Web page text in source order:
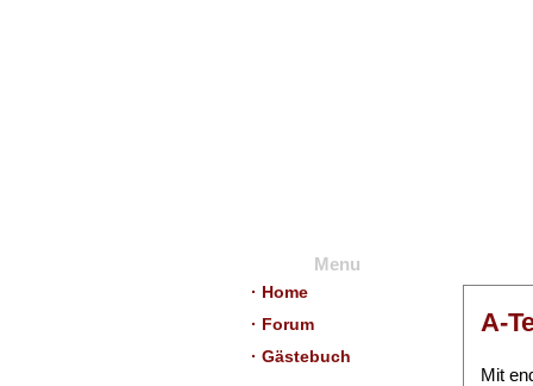
Menu
· Home
· Forum
· Gästebuch
A-
Mit